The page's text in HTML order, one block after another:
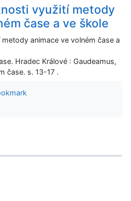
využití metody
čase a ve škole
animace ve volném čase a
Hradec Králové : Gaudeamus,
čase. s. 13-17 .